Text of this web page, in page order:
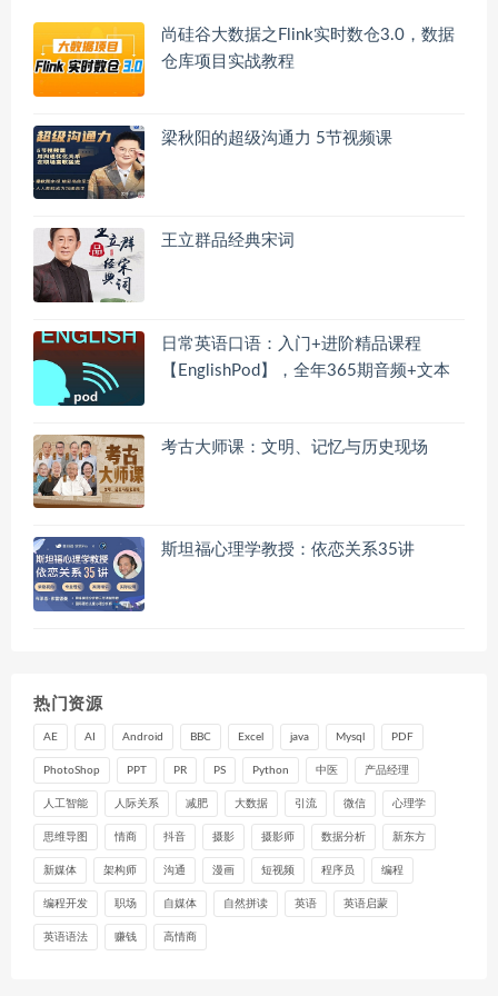
尚硅谷大数据之Flink实时数仓3.0，数据
仓库项目实战教程
梁秋阳的超级沟通力 5节视频课
王立群品经典宋词
日常英语口语：入门+进阶精品课程
【EnglishPod】，全年365期音频+文本
考古大师课：文明、记忆与历史现场
斯坦福心理学教授：依恋关系35讲
热门资源
AE AI Android BBC Excel java Mysql PDF
PhotoShop PPT PR PS Python 中医 产品经理
人工智能 人际关系 减肥 大数据 引流 微信 心理学
思维导图 情商 抖音 摄影 摄影师 数据分析 新东方
新媒体 架构师 沟通 漫画 短视频 程序员 编程
编程开发 职场 自媒体 自然拼读 英语 英语启蒙
英语语法 赚钱 高情商